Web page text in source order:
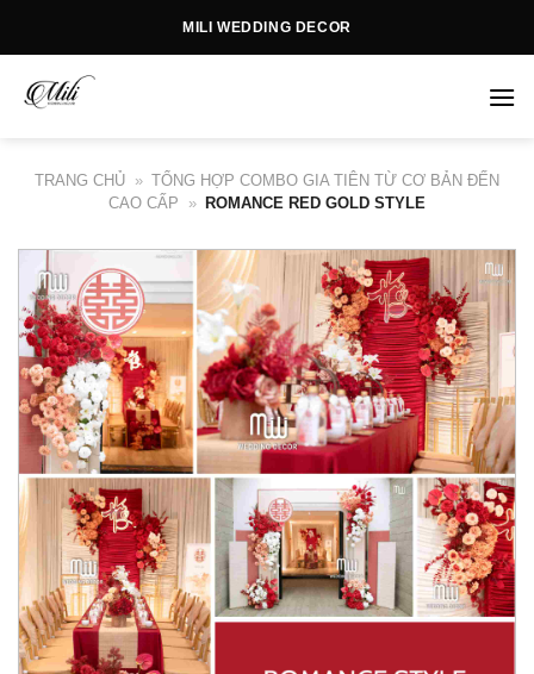
MILI WEDDING DECOR
TRANG CHỦ » TỔNG HỢP COMBO GIA TIÊN TỪ CƠ BẢN ĐẾN
CAO CẤP
» ROMANCE RED GOLD STYLE